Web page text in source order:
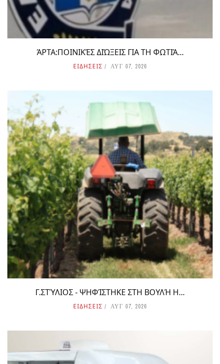
ΆΡΤΑ:ΠΟΙΝΙΚΈΣ ΔΙΏΞΕΙΣ ΓΙΑ ΤΗ ΦΩΤΙΆ...
ΕΙΔΗΣΕΙΣ ΑΥΓ 07, 2026
Γ.ΣΤΎΛΙΟΣ - ΨΗΦΊΣΤΗΚΕ ΣΤΗ ΒΟΥΛΉ Η...
ΕΙΔΗΣΕΙΣ ΑΥΓ 07, 2026